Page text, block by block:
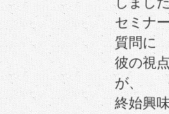
セミナ
質問に
彼の視
が、
終始興